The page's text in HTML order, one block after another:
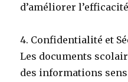
d’améliorer
4. Confidentialité et
Les documents
des informations